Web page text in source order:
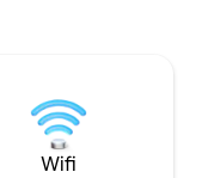
meddelande till
vistelse.
Wifi